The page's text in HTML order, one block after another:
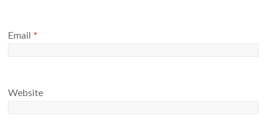
Email *
Website